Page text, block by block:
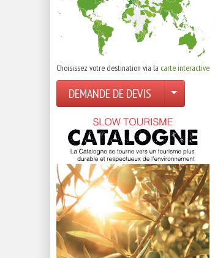
Choisissez votre destination via la carte interactive
DEMANDE DE DEVIS